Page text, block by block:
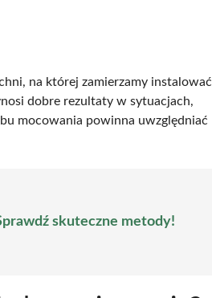
na której zamierzamy instalować
dobre rezultaty w sytuacjach,
mocowania powinna uwzględniać
skuteczne metody!